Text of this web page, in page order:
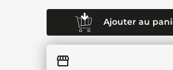
Ajouter au